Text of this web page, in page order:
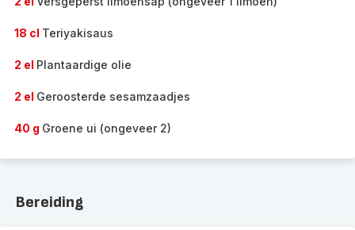
18 cl Teriyakisaus
2 el Plantaardige olie
2 el Geroosterde sesamzaadjes
40 g Groene ui (ongeveer 2)
Bereiding